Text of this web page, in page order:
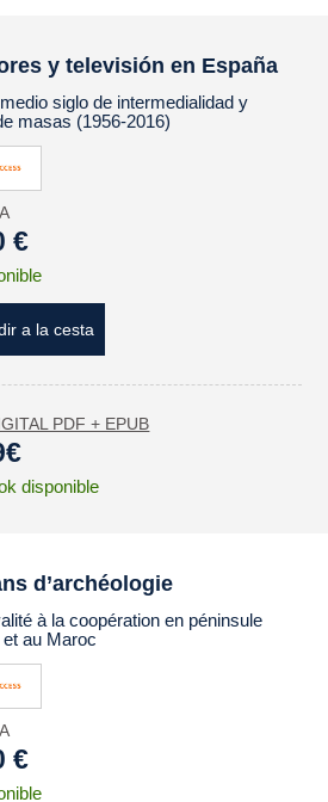
y televisión en España
siglo de intermedialidad y
masas (1956-2016)
€
a la cesta
PDF + EPUB
disponible
d’archéologie
à la coopération en péninsule
et au Maroc
€